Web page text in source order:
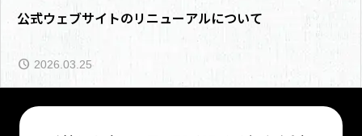
公式ウェブサイトのリニューアルについて
2026.03.25